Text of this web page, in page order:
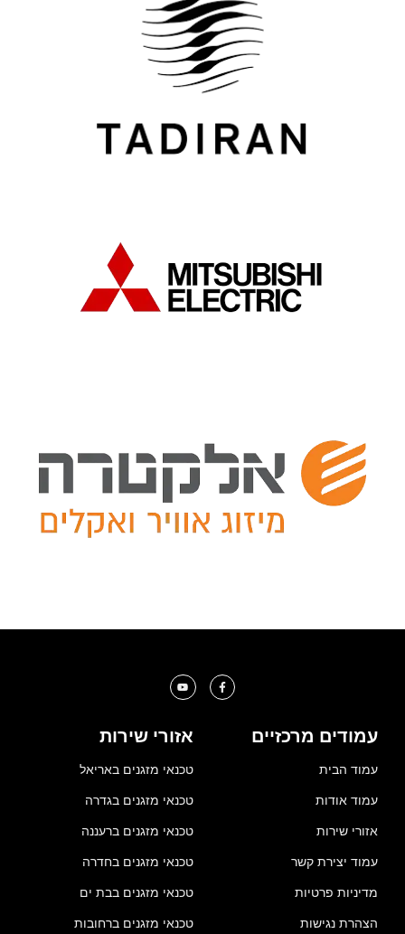
עמודים מרכזיים
עמוד הבית
עמוד אודות
אזורי שירות
עמוד יצירת קשר
מדיניות פרטיות
הצהרת נגישות
אזורי שירות
טכנאי מזגנים באריאל
טכנאי מזגנים בגדרה
טכנאי מזגנים ברעננה
טכנאי מזגנים בחדרה
טכנאי מזגנים בבת ים
טכנאי מזגנים ברחובות